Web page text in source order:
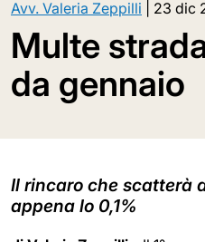
Avv. Valeria Zeppilli 23 dic
Multe
da gennaio
Il rincaro che scatterà
appena lo 0,1%